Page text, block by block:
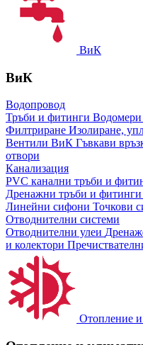
ВиК
ВиК
Водопровод
Тръби и фитинги Водомери
Филтриране Изолиране,
Вентили ВиК Гъвкави
отвори
Канализация
PVC канални тръби и
Дренажни тръби и фитинги
Линейни сифони Точкови
Отводнителни системи
Отводнителни улеи
и колектори
Отопление